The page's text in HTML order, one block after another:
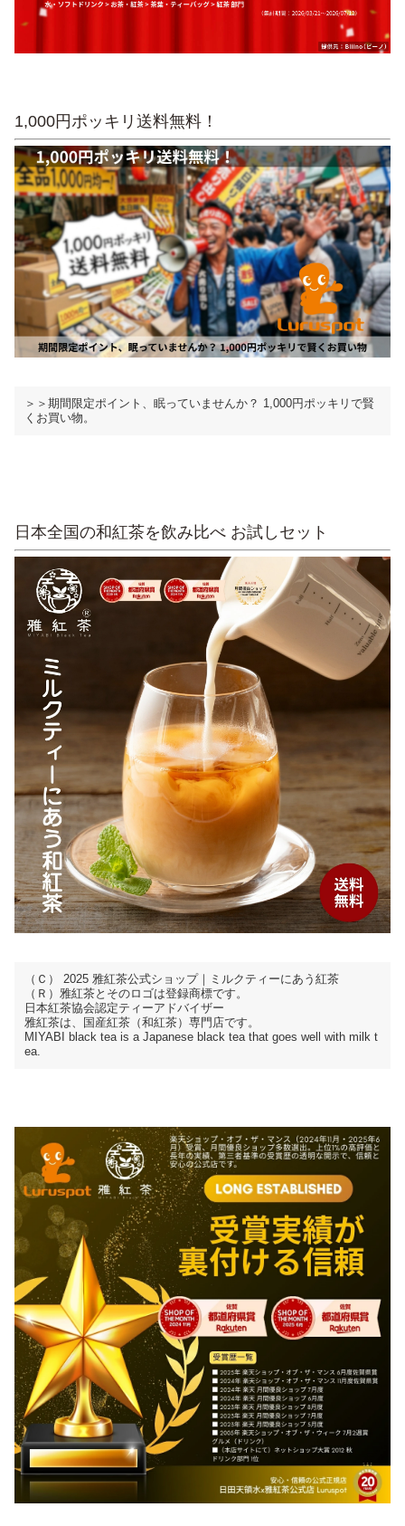
1,000円ポッキリ送料無料！
＞＞期間限定ポイント、眠っていませんか？ 1,000円ポッキリで賢
くお買い物。
日本全国の和紅茶を飲み比べ お試しセット
（Ｃ） 2025 雅紅茶公式ショップ｜ミルクティーにあう紅茶
（Ｒ）雅紅茶とそのロゴは登録商標です。
日本紅茶協会認定ティーアドバイザー
雅紅茶は、国産紅茶（和紅茶）専門店です。
MIYABI black tea is a Japanese black tea that goes well with milk t
ea.